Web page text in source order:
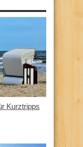
Kurztripps